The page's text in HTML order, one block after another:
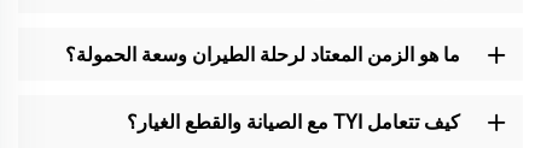
ما هو الزمن المعتاد لرحلة الطيران وسعة الحمولة؟
كيف تتعامل TYI مع الصيانة والقطع الغيار؟